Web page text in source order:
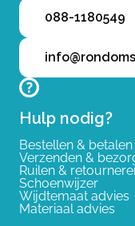
088-1180549
Hulp nodig?
Bestellen & betalen
Verzenden &
Ruilen &
Schoenwijzer
Wijdtemaat advies
Materiaal advies